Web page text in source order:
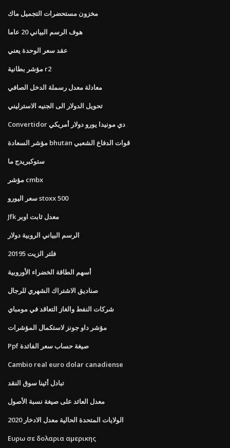
مخزون مستحضرات التجميل ماك
هوف الرسم البياني 20 عاما
عقد سعر الوحدة يعني
مؤشر بطانية r2
معادلة معدل رسملة الدخل الصافي
تحويل الدولار الى الجنيه الاسترليني
Convertidor دي مونيدا يورو دولار أمريكي
مؤشر السعادة bhutan قوات الدفاع الشعبي
ستوكبريدج ما
مؤشر cmbx
سعر اليورو stoxx 500
Jfk معدل ثابت اوبر
الرسم البياني الروبية دولار
20195 فلتر الزيت
أسهم الطاقة الخضراء الأوروبية
صناديق الاشتراك الشهري للرجال
شركات النفط والغاز التعاقد في مومباي
مؤشر داو جونز لاستكمال المؤشرات
Ppf صيغة حساب سعر الفائدة
Cambio real euro dolar canadiense
تبادل أثينا سوق النقد
معدل العائد على صيغة نسبة الأصول
الولايات المتحدة الحالية معدل الادخار 2020
Ευρω σε δολαρια αμερικης